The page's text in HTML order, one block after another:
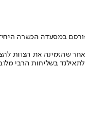
במסעדה הכשרה
שהזמינה את הצוות
הוא אחד מארבעת בתי חב"ד למטיילים הפזורים ברחבי המדינה,